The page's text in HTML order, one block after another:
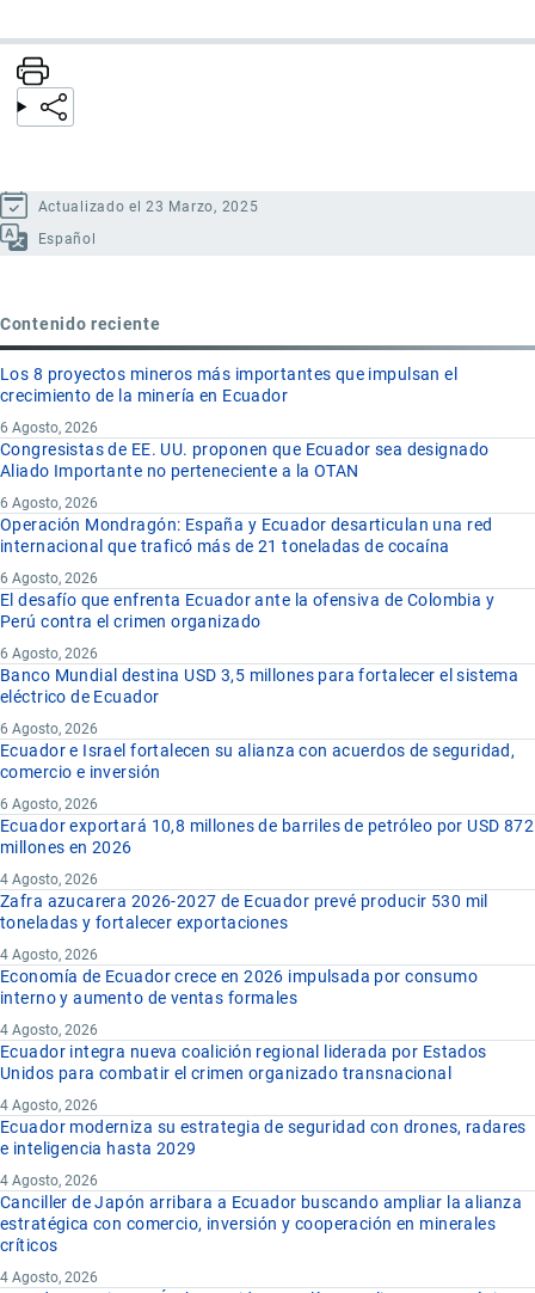
Actualizado el 23 Marzo, 2025
Español
Contenido reciente
Los 8 proyectos mineros más importantes que impulsan el
crecimiento de la minería en Ecuador
6 Agosto, 2026
Congresistas de EE. UU. proponen que Ecuador sea designado
Aliado Importante no perteneciente a la OTAN
6 Agosto, 2026
Operación Mondragón: España y Ecuador desarticulan una red
internacional que traficó más de 21 toneladas de cocaína
6 Agosto, 2026
El desafío que enfrenta Ecuador ante la ofensiva de Colombia y
Perú contra el crimen organizado
6 Agosto, 2026
Banco Mundial destina USD 3,5 millones para fortalecer el sistema
eléctrico de Ecuador
6 Agosto, 2026
Ecuador e Israel fortalecen su alianza con acuerdos de seguridad,
comercio e inversión
6 Agosto, 2026
Ecuador exportará 10,8 millones de barriles de petróleo por USD 872
millones en 2026
4 Agosto, 2026
Zafra azucarera 2026-2027 de Ecuador prevé producir 530 mil
toneladas y fortalecer exportaciones
4 Agosto, 2026
Economía de Ecuador crece en 2026 impulsada por consumo
interno y aumento de ventas formales
4 Agosto, 2026
Ecuador integra nueva coalición regional liderada por Estados
Unidos para combatir el crimen organizado transnacional
4 Agosto, 2026
Ecuador moderniza su estrategia de seguridad con drones, radares
e inteligencia hasta 2029
4 Agosto, 2026
Canciller de Japón arribara a Ecuador buscando ampliar la alianza
estratégica con comercio, inversión y cooperación en minerales
críticos
4 Agosto, 2026